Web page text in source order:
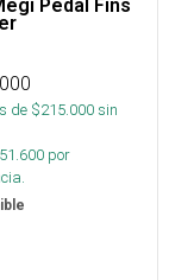
Pedal Fins
de $215.000sin
51.600 por